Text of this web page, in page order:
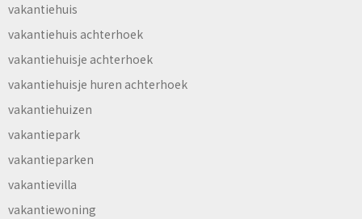
vakantiehuis
vakantiehuis achterhoek
vakantiehuisje achterhoek
vakantiehuisje huren achterhoek
vakantiehuizen
vakantiepark
vakantieparken
vakantievilla
vakantiewoning